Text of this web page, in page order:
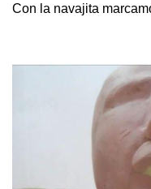
Con la navajita